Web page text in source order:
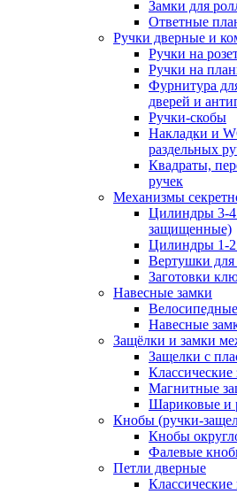
Замки для
Ответные
Ручки дверные и
Ручки на
Ручки на
Фурнитура
дверей и
Ручки-скобы
Накладки и
раздельных
Квадраты,
ручек
Механизмы
Цилиндры 3-4
защищенные)
Цилиндры 1-2
Вертушки
Заготовки
Навесные замки
Навесные
Защёлки и замки
Защелки с
Классические
Магнитные
Шариковые и
Кнобы (ручки-
Кнобы
Фалевые
Петли дверные
Классические